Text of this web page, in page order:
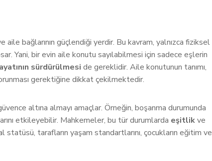
aile bağlarının güçlendiği yerdir. Bu kavram, yalnızca fiziksel
Yani, bir evin aile konutu sayılabilmesi için sadece eşlerin
sürdürülmesi de gereklidir. Aile konutunun tanımı,
gerektiğine dikkat çekilmektedir.
altına almayı amaçlar. Örneğin, boşanma durumunda
etkileyebilir. Mahkemeler, bu tür durumlarda eşitlikve
tarafların yaşam standartlarını, çocukların eğitim ve